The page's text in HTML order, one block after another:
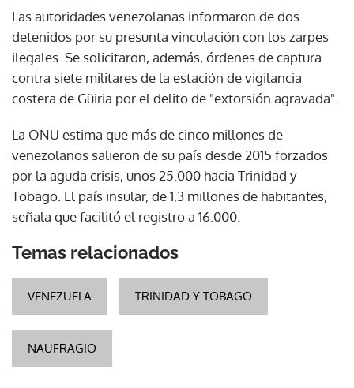
Las autoridades venezolanas informaron de dos
detenidos por su presunta vinculación con los zarpes
ilegales. Se solicitaron, además, órdenes de captura
contra siete militares de la estación de vigilancia
costera de Güiria por el delito de "extorsión agravada".
La ONU estima que más de cinco millones de
venezolanos salieron de su país desde 2015 forzados
por la aguda crisis, unos 25.000 hacia Trinidad y
Tobago. El país insular, de 1,3 millones de habitantes,
señala que facilitó el registro a 16.000.
Temas relacionados
VENEZUELA TRINIDAD Y TOBAGO
NAUFRAGIO